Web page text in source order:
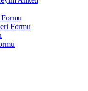
Formu